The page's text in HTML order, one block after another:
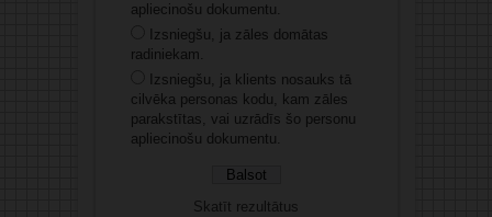
apliecinošu dokumentu.
Izsniegšu, ja zāles domātas
radiniekam.
Izsniegšu, ja klients nosauks tā
cilvēka personas kodu, kam zāles
parakstītas, vai uzrādīs šo personu
apliecinošu dokumentu.
Skatīt rezultātus